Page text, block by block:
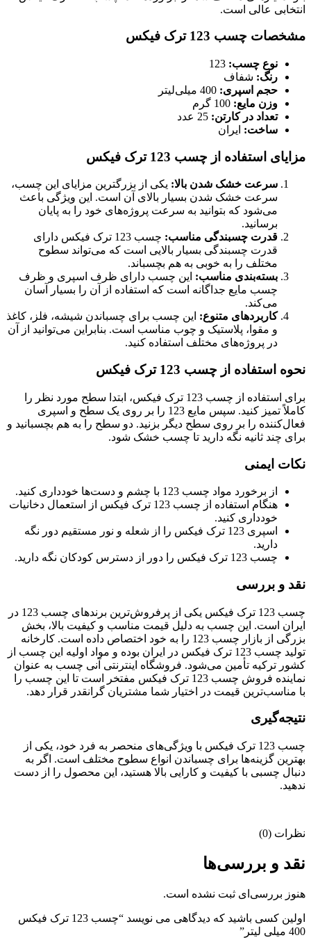
انتخابی عالی است.
مشخصات چسب 123 ترک فیکس
نوع چسب:
رنگ: شفاف
حجم اسپری:
وزن مایع:
تعداد در کارتن:
ساخت: ایران
مزایای استفاده از چسب 123 ترک فیکس
سرعت خشک شدن بالا: یکی از بزرگترین مزایای این چسب،
سرعت خشک شدن بسیار بالای آن است. این ویژگی باعث
می‌شود که بتوانید به سرعت پروژه‌های خود را به پایان
برسانید.
قدرت چسبندگی مناسب:
چسب 123 ترک فیکس دارای
قدرت چسبندگی بسیار بالایی است که می‌تواند سطوح
مختلف را به خوبی به هم بچسباند.
بسته‌بندی مناسب: این چسب دارای ظرف اسپری و ظرف
چسب مایع جداگانه است که استفاده از آن را بسیار آسان
می‌کند.
کاربردهای متنوع: این چسب برای چسباندن شیشه، فلز، کاغذ
و مقوا، پلاستیک و چوب مناسب است. بنابراین می‌توانید از آن
در پروژه‌های مختلف استفاده کنید.
نحوه استفاده از چسب 123 ترک فیکس
برای استفاده از چسب 123 ترک فیکس، ابتدا سطح مورد نظر را
کاملاً تمیز کنید. سپس مایع 123 را بر روی یک سطح و اسپری
فعال‌کننده را بر روی سطح دیگر بزنید. دو سطح را به هم بچسبانید و
برای چند ثانیه نگه دارید تا چسب خشک شود.
نکات ایمنی
از برخورد مواد چسب 123 با چشم و دست‌ها خودداری کنید.
هنگام استفاده از چسب 123 ترک فیکس از استعمال دخانیات
خودداری کنید.
اسپری 123 ترک فیکس را از شعله و نور مستقیم دور نگه
دارید.
چسب 123 ترک فیکس را دور از دسترس کودکان نگه دارید.
نقد و بررسی
چسب 123 ترک فیکس یکی از پرفروش‌ترین برندهای چسب 123 در
ایران است. این چسب به دلیل قیمت مناسب و کیفیت بالا، بخش
بزرگی از بازار چسب 123 را به خود اختصاص داده است. کارخانه
تولید چسب 123 ترک فیکس در ایران بوده و مواد اولیه این چسب از
کشور ترکیه تأمین می‌شود. فروشگاه اینترنتی آنی چسب به عنوان
نماینده فروش چسب 123 ترک فیکس مفتخر است تا این چسب را
با مناسب‌ترین قیمت در اختیار شما مشتریان گرانقدر قرار دهد.
نتیجه‌گیری
چسب 123 ترک فیکس با ویژگی‌های منحصر به فرد خود، یکی از
بهترین گزینه‌ها برای چسباندن انواع سطوح مختلف است. اگر به
دنبال چسبی با کیفیت و کارایی بالا هستید، این محصول را از دست
ندهید.
نظرات (0)
نقد و بررسی‌ها
هنوز بررسی‌ای ثبت نشده است.
اولین کسی باشید که دیدگاهی می نویسد “چسب 123 ترک فیکس
400 میلی لیتر”